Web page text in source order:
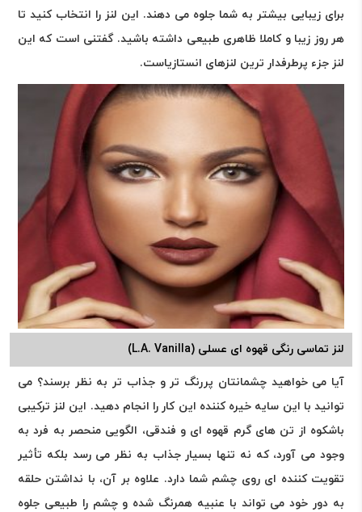
برای زیبایی بیشتر به شما جلوه می دهند. این لنز را انتخاب کنید تا
هر روز زیبا و کاملا ظاهری طبیعی داشته باشید. گفتنی است که این
لنز جزء پرطرفدار ترین لنزهای انستازیاست.
لنز تماسی رنگی قهوه ای عسلی (L.A. Vanilla)
آیا می خواهید چشمانتان پررنگ تر و جذاب تر به نظر برسند؟ می
توانید با این سایه خیره کننده این کار را انجام دهید. این لنز ترکیبی
باشکوه از تن های گرم قهوه ای و فندقی، الگویی منحصر به فرد به
وجود می آورد، که نه تنها بسیار جذاب به نظر می رسد بلکه تأثیر
تقویت کننده ای روی چشم شما دارد. علاوه بر آن، با نداشتن حلقه
به دور خود می تواند با عنبیه همرنگ شده و چشم را طبیعی جلوه